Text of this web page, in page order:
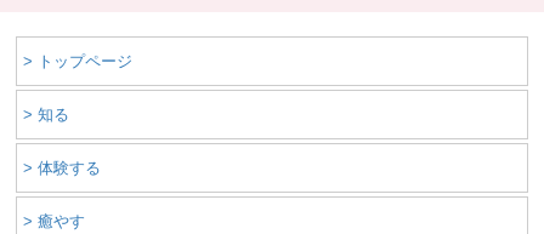
> トップページ
> 知る
> 体験する
> 癒やす